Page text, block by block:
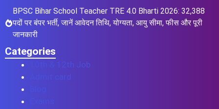
BPSC Bihar School Teacher TRE 4.0 Bharti 2026: 32,388
पदों पर बंपर भर्ती, जानें आवेदन तिथि, योग्यता, आयु सीमा, फीस और पूरी
जानकारी
Categories
10th & 12th Job
Admit card